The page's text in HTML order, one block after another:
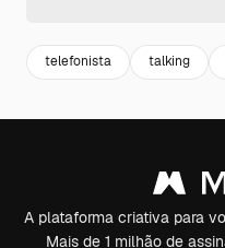
telefonista talking
A plataforma criativa para
Mais de 1 milhão de